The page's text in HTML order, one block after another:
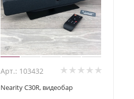
Арт.: 103432
Nearity C30R, видеобар